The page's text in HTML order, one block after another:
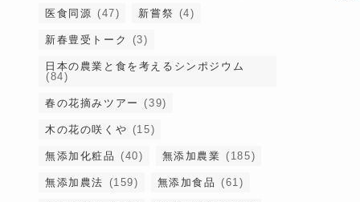
医食同源 (47) 新嘗祭 (4)
新春豊受トーク (3)
日本の農業と食を考えるシンポジウム
(84)
春の花摘みツアー (39)
木の花の咲くや (15)
無添加化粧品 (40) 無添加農業 (185)
無添加農法 (159) 無添加食品 (61)